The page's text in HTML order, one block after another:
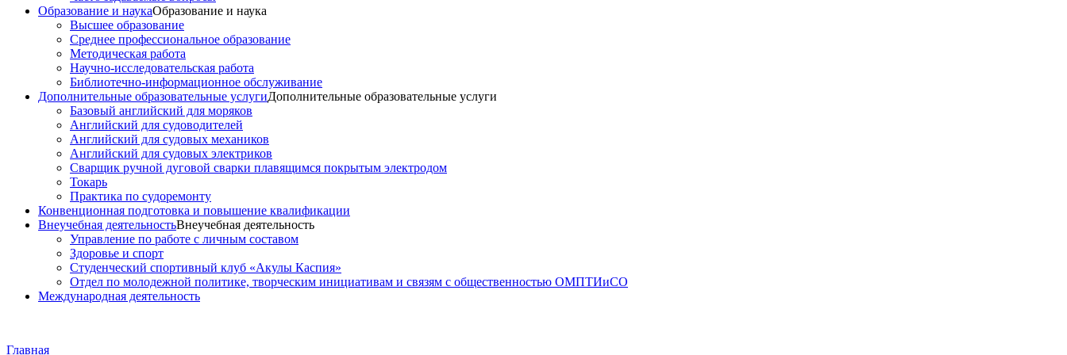
Образование и наукаОбразование и наука
Высшее образование
Среднее профессиональное образование
Методическая работа
Научно-исследовательская работа
Библиотечно-информационное обслуживание
Дополнительные образовательные услугиДополнительные образовательные услуги
Базовый английский для моряков
Английский для судоводителей
Английский для судовых механиков
Английский для судовых электриков
Cварщик ручной дуговой сварки плавящимся покрытым электродом
Токарь
Практика по судоремонту
Конвенционная подготовка и повышение квалификации
Внеучебная деятельностьВнеучебная деятельность
Управление по работе с личным составом
Здоровье и спорт
Студенческий спортивный клуб «Акулы Каспия»
Отдел по молодежной политике, творческим инициативам и связям с общественностью ОМПТИиСО
Международная деятельность
Главная